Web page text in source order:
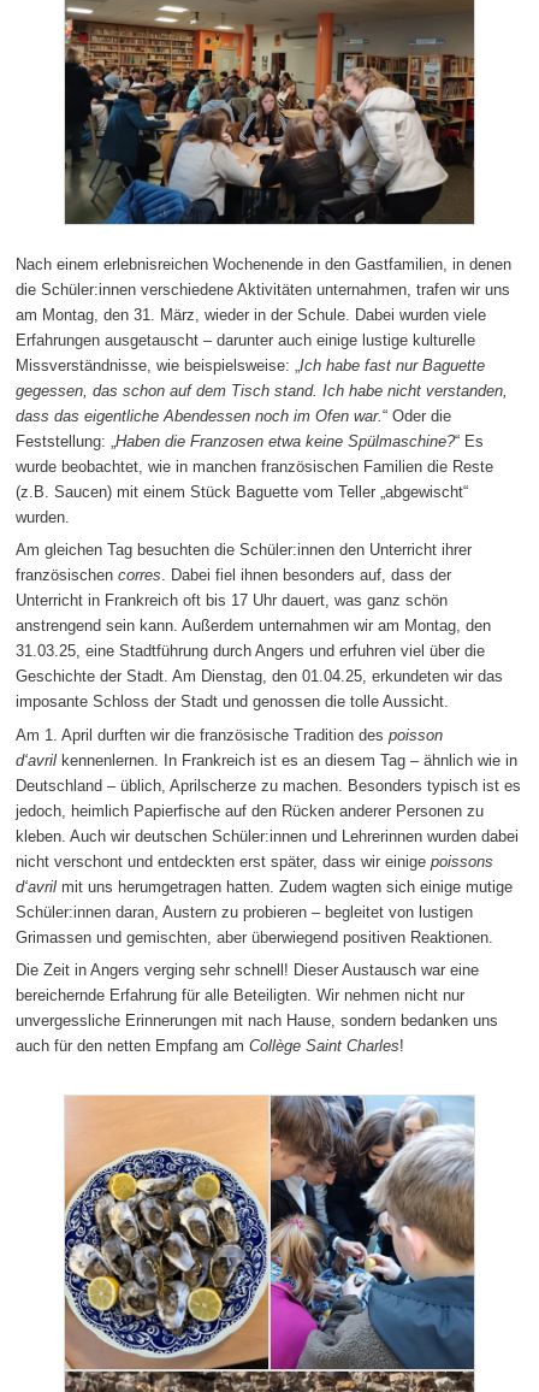
Nach einem erlebnisreichen Wochenende in den Gastfamilien, in denen
die Schüler:innen verschiedene Aktivitäten unternahmen, trafen wir uns
am Montag, den 31. März, wieder in der Schule. Dabei wurden viele
Erfahrungen ausgetauscht – darunter auch einige lustige kulturelle
Missverständnisse, wie beispielsweise: „Ich habe fast nur Baguette
gegessen, das schon auf dem Tisch stand. Ich habe nicht verstanden,
dass das eigentliche Abendessen noch im Ofen war.“ Oder die
Feststellung: „Haben die Franzosen etwa keine Spülmaschine?“ Es
wurde beobachtet, wie in manchen französischen Familien die Reste
(z.B. Saucen) mit einem Stück Baguette vom Teller „abgewischt“
wurden.
Am gleichen Tag besuchten die Schüler:innen den Unterricht ihrer
französischencorres. Dabei fiel ihnen besonders auf, dass der
Unterricht in Frankreich oft bis 17 Uhr dauert, was ganz schön
anstrengend sein kann. Außerdem unternahmen wir am Montag, den
31.03.25, eine Stadtführung durch Angers und erfuhren viel über die
Geschichte der Stadt. Am Dienstag, den 01.04.25, erkundeten wir das
imposante Schloss der Stadt und genossen die tolle Aussicht.
Am 1. April durften wir die französische Tradition despoisson
d‘avril kennenlernen. In Frankreich ist es an diesem Tag – ähnlich wie in
Deutschland – üblich, Aprilscherze zu machen. Besonders typisch ist es
jedoch, heimlich Papierfische auf den Rücken anderer Personen zu
kleben. Auch wir deutschen Schüler:innen und Lehrerinnen wurden dabei
nicht verschont und entdeckten erst später, dass wir einigepoissons
d‘avril mit uns herumgetragen hatten. Zudem wagten sich einige mutige
Schüler:innen daran, Austern zu probieren – begleitet von lustigen
Grimassen und gemischten, aber überwiegend positiven Reaktionen.
Die Zeit in Angers verging sehr schnell! Dieser Austausch war eine
bereichernde Erfahrung für alle Beteiligten. Wir nehmen nicht nur
unvergessliche Erinnerungen mit nach Hause, sondern bedanken uns
auch für den netten Empfang amCollège Saint Charles!